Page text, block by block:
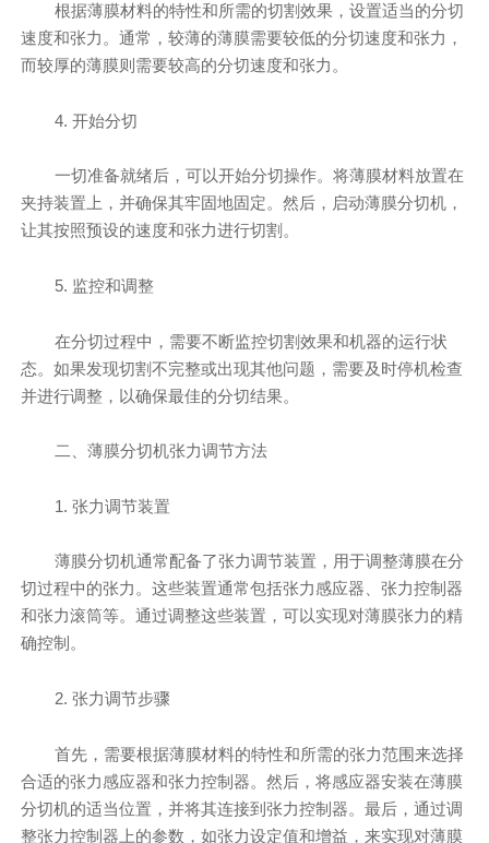
根据薄膜材料的特性和所需的切割效果，设置适当的分切
速度和张力。通常，较薄的薄膜需要较低的分切速度和张力，
而较厚的薄膜则需要较高的分切速度和张力。
4. 开始分切
一切准备就绪后，可以开始分切操作。将薄膜材料放置在
夹持装置上，并确保其牢固地固定。然后，启动薄膜分切机，
让其按照预设的速度和张力进行切割。
5. 监控和调整
在分切过程中，需要不断监控切割效果和机器的运行状
态。如果发现切割不完整或出现其他问题，需要及时停机检查
并进行调整，以确保最佳的分切结果。
二、薄膜分切机张力调节方法
1. 张力调节装置
薄膜分切机通常配备了张力调节装置，用于调整薄膜在分
切过程中的张力。这些装置通常包括张力感应器、张力控制器
和张力滚筒等。通过调整这些装置，可以实现对薄膜张力的精
确控制。
2. 张力调节步骤
首先，需要根据薄膜材料的特性和所需的张力范围来选择
合适的张力感应器和张力控制器。然后，将感应器安装在薄膜
分切机的适当位置，并将其连接到张力控制器。最后，通过调
整张力控制器上的参数，如张力设定值和增益，来实现对薄膜